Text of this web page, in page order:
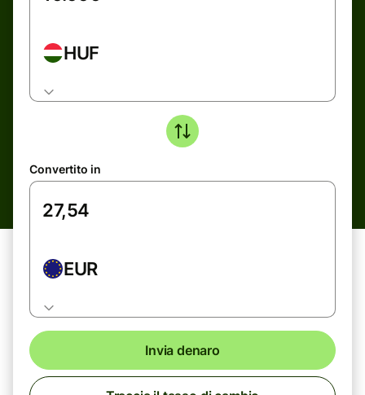
HUF
Convertito in
EUR
Invia denaro